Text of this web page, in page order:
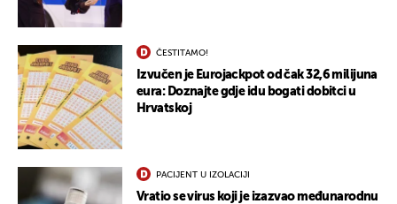
ČESTITAMO!
Izvučen je Eurojackpot od čak 32,6 milijuna
eura: Doznajte gdje idu bogati dobitci u
Hrvatskoj
PACIJENT U IZOLACIJI
Vratio se virus koji je izazvao međunarodnu